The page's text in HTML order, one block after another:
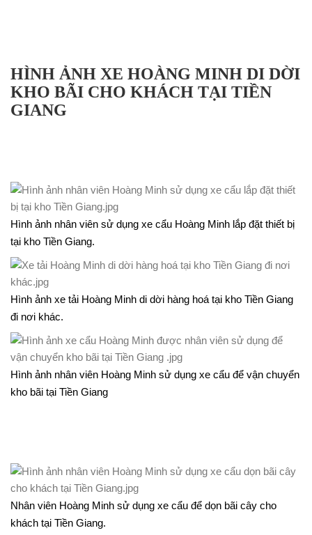
HÌNH ẢNH XE HOÀNG MINH DI DỜI
KHO BÃI CHO KHÁCH TẠI TIỀN
GIANG
Hình ảnh nhân viên sử dụng xe cẩu Hoàng Minh lắp đặt thiết bị
tại kho Tiền Giang.
Hình ảnh xe tải Hoàng Minh di dời hàng hoá tại kho Tiền Giang
đi nơi khác.
Hình ảnh nhân viên Hoàng Minh sử dụng xe cẩu để vận chuyển
kho bãi tại Tiền Giang
Nhân viên Hoàng Minh sử dụng xe cẩu để dọn bãi cây cho
khách tại Tiền Giang.